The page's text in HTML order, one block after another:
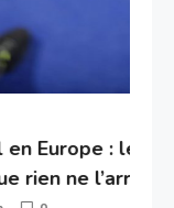
le chiffre